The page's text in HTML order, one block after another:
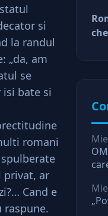
si
la randul
„da, am
se
isi bate si
romani
privat, ar
Cand e